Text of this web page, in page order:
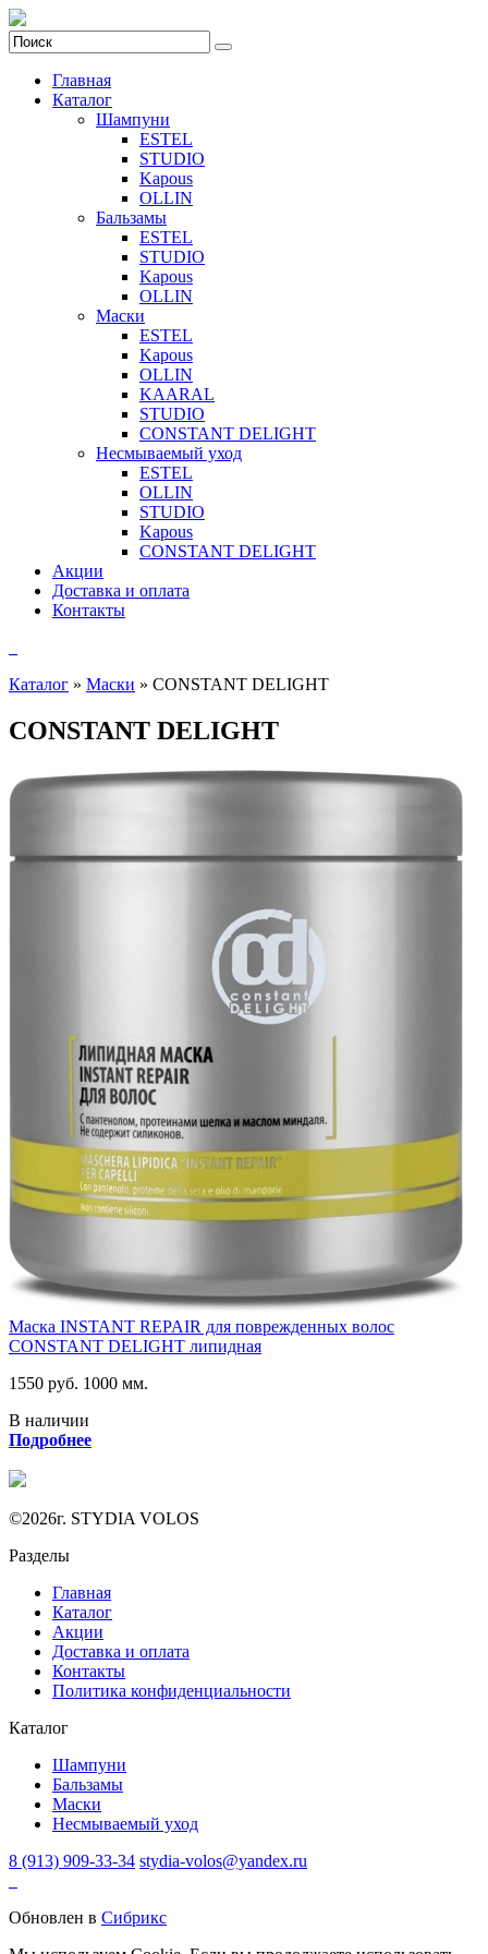
Главная
Каталог
Шампуни
ESTEL
STUDIO
Kapous
OLLIN
Бальзамы
ESTEL
STUDIO
Kapous
OLLIN
Маски
ESTEL
Kapous
OLLIN
KAARAL
STUDIO
CONSTANT DELIGHT
Несмываемый уход
ESTEL
OLLIN
STUDIO
Kapous
CONSTANT DELIGHT
Акции
Доставка и оплата
Контакты
Каталог » Маски » CONSTANT DELIGHT
CONSTANT DELIGHT
Маска INSTANT REPAIR для поврежденных волос
CONSTANT DELIGHT липидная
1550 руб. 1000 мм.
В наличии
Подробнее
©2026г. STYDIA VOLOS
Разделы
Главная
Каталог
Акции
Доставка и оплата
Контакты
Политика конфиденциальности
Каталог
Шампуни
Бальзамы
Маски
Несмываемый уход
8 (913) 909-33-34 stydia-volos@yandex.ru
Обновлен в Сибрикс